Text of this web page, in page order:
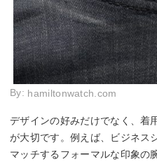
By: hamiltonwatch.com
デザインの好みだけでなく、着
が大切です。例えば、ビジネス
マッチするフォーマルな印象の